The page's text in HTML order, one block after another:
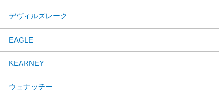
デヴィルズレーク
EAGLE
KEARNEY
ウェナッチー